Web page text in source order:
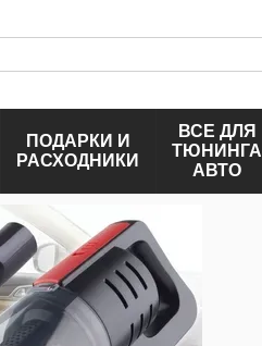
ПОДАРКИ И
РАСХОДНИКИ
ВСЕ ДЛЯ
ТЮНИНГА
АВТО